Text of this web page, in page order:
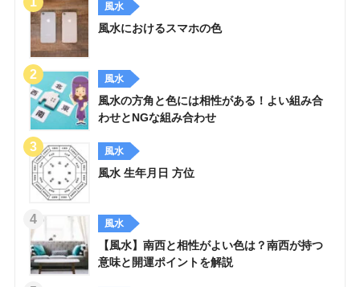
風水
風水におけるスマホの色
風水
風水の方角と色には相性がある！よい組み合
わせとNGな組み合わせ
風水
風水 生年月日 方位
風水
【風水】南西と相性がよい色は？南西が持つ
意味と開運ポイントを解説